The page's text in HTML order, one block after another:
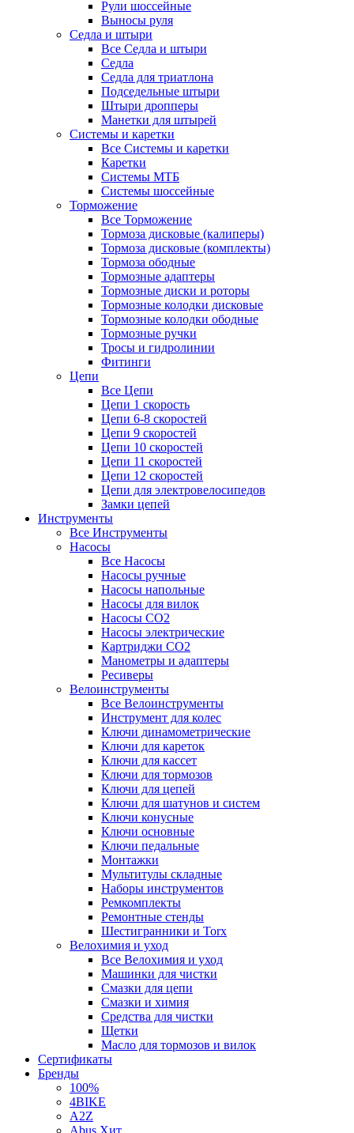
Рули шоссейные
Выносы руля
Седла и штыри
Все Седла и штыри
Седла
Седла для триатлона
Подседельные штыри
Штыри дропперы
Манетки для штырей
Системы и каретки
Все Системы и каретки
Каретки
Системы МТБ
Системы шоссейные
Торможение
Все Торможение
Тормоза дисковые (калиперы)
Тормоза дисковые (комплекты)
Тормоза ободные
Тормозные адаптеры
Тормозные диски и роторы
Тормозные колодки дисковые
Тормозные колодки ободные
Тормозные ручки
Тросы и гидролинии
Фитинги
Цепи
Все Цепи
Цепи 1 скорость
Цепи 6-8 скоростей
Цепи 9 скоростей
Цепи 10 скоростей
Цепи 11 скоростей
Цепи 12 скоростей
Цепи для электровелосипедов
Замки цепей
Инструменты
Все Инструменты
Насосы
Все Насосы
Насосы ручные
Насосы напольные
Насосы для вилок
Насосы CO2
Насосы электрические
Картриджи CO2
Манометры и адаптеры
Ресиверы
Велоинструменты
Все Велоинструменты
Инструмент для колес
Ключи динамометрические
Ключи для кареток
Ключи для кассет
Ключи для тормозов
Ключи для цепей
Ключи для шатунов и систем
Ключи конусные
Ключи основные
Ключи педальные
Монтажки
Мультитулы складные
Наборы инструментов
Ремкомплекты
Ремонтные стенды
Шестигранники и Torx
Велохимия и уход
Все Велохимия и уход
Машинки для чистки
Смазки для цепи
Смазки и химия
Средства для чистки
Щетки
Масло для тормозов и вилок
Сертификаты
Бренды
100%
4BIKE
A2Z
Abus Хит